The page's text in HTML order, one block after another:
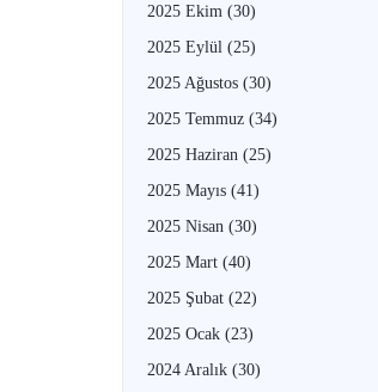
2025 Ekim (30)
2025 Eylül (25)
2025 Ağustos (30)
2025 Temmuz (34)
2025 Haziran (25)
2025 Mayıs (41)
2025 Nisan (30)
2025 Mart (40)
2025 Şubat (22)
2025 Ocak (23)
2024 Aralık (30)